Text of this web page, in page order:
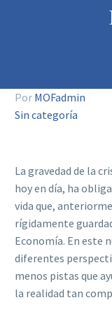
Por MOFadmin
Sin categoría
La gravedad de la
hoy en día, ha
vida que,
rígidamente
Economía. En este
diferentes
menos pistas que
la realidad tan